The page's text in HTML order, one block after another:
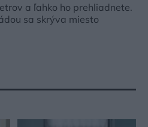
a ľahko ho prehliadnete.
sa skrýva miesto